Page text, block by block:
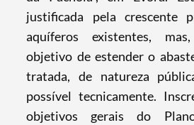
justificada pela crescente
aquíferos existentes,
objetivo de estender o
tratada, de natureza
possível tecnicamente.
objetivos gerais do